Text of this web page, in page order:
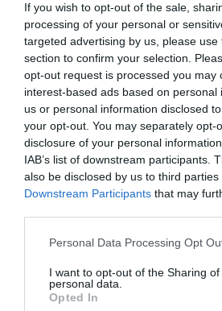
If you wish to opt-out of the sale,
processing of your personal or
targeted advertising by us, please
section to confirm your selection.
opt-out request is processed you may
interest-based ads based on personal
us or personal information disclosed
your opt-out. You may separately opt-
disclosure of your personal
IAB’s list of downstream participants.
also be disclosed by us to third parties
Downstream Participants that may
Please note that this website/app
not limited to your visit or usage
grant or deny consent to Google and
use your data for below specified
Personal Data Processing Opt
I want to opt-out of the Sharing of
personal data.
Opted In
Vitézy Dávid: háromszor annyian
vonalon, mint korábban a
8:04
Vitézy Dávid: 2,3 milliárd forint
egy útdíjrendszeres ügylet
22:22
Saját életét is kockára tette a
megállítsa a tüzet
20:20
Második világháborús MG-42
Dunából - a rendőrség lefoglalta
18:19
A Miniszterelnökség felmondta a
keretszerződését
Nem is olyan egészséges a népszerű